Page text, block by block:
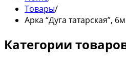
Товары/
Арка “Дуга татарская”,
Категории